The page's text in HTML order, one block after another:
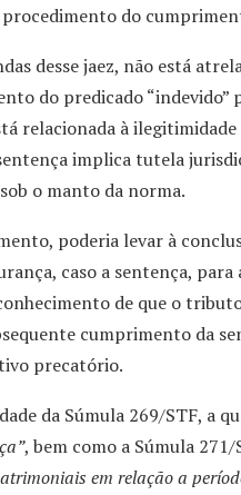
do
desse jaez, não está
do predicado “indevido”
relacionada à
implica tutela
o manto da norma.
poderia levar à
caso a sentença,
de que o
cumprimento da
precatório.
da Súmula 269/STF, a
, bem como a Súmula
em relação a